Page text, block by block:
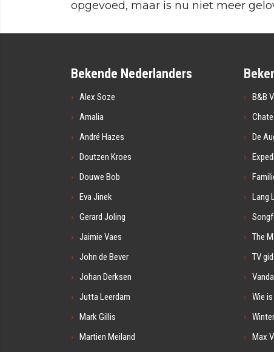
opgevoed, maar is nu niet meer
Bekende Nederlanders
Alex Soze
Amalia
André Hazes
Doutzen Kroes
Douwe Bob
Eva Jinek
Gerard Joling
Jaimie Vaes
John de Bever
Johan Derksen
Jutta Leerdam
Mark Gillis
Martien Meiland
B&B
De
Lang
The
TV
Wie
Max